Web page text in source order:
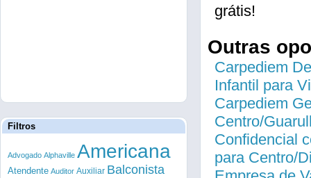
grátis!
Outras
Carpediem
Infantil para
Carpediem
Centro/
Confidencial
para Centro/
Filtros
Advogado Alphaville Americana
Atendente Auditor Auxiliar Balconista